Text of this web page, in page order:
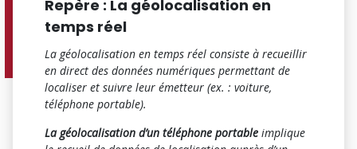
Repère : La géolocalisation en
temps réel
La géolocalisation en temps réel consiste à recueillir
en direct des données numériques permettant de
localiser et suivre leur émetteur (ex. : voiture,
téléphone portable).
La géolocalisation d’un téléphone portable implique